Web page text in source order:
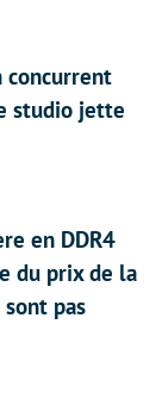
concurrent
studio jette
en DDR4
du prix de la
sont pas